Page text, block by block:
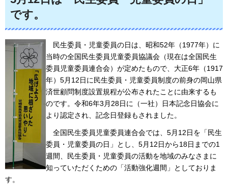
です。
民生委員・児童委員の日は、昭和52年（1977年）に
当時の全国民生委員児童委員協議会（現在は全国民生
委員児童委員連合会）が定めたもので、大正6年（1917
年）5月12日に民生委員・児童委員制度の前身の岡山県
済世顧問制度設置規程が公布されたことに由来するも
のです。令和6年3月28日に（一社）日本記念日協会に
より認定され、記念日登録もされました。
全国 民生委員児童委員連合会では、5月12日を「民生
委員・児童委員の日」とし、5月12日から18日までの1
週間、民生委員・児童委員の活動を地域のみなさまに
知っていただくための「活動強化週間」としておりま
す。